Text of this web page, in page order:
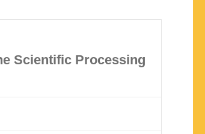
Scientific Processing